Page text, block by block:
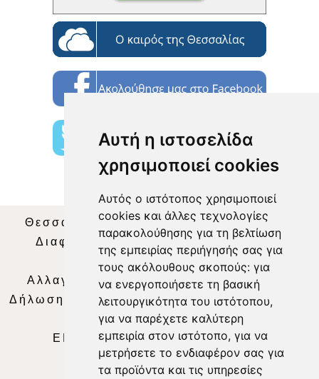
Αυτή η ιστοσελίδα
χρησιμοποιεί cookies
Αυτός ο ιστότοπος χρησιμοποιεί
cookies και άλλες τεχνολογίες
παρακολούθησης για τη βελτίωση
της εμπειρίας περιήγησής σας για
τους ακόλουθους σκοπούς: για
να ενεργοποιήσετε τη βασική
λειτουργικότητα του ιστότοπου,
για να παρέχετε καλύτερη
εμπειρία στον ιστότοπο, για να
μετρήσετε το ενδιαφέρον σας για
τα προϊόντα και τις υπηρεσίες
Θεσσαλία Τηλεόραση|SNG Services
Διαφήμιση | Όροι Χρήσης |Δήλωση
Απορρήτου |
Περιεχόμενο
Αλλαγή Προτιμήσεων για τα Cookies
Δήλωση συμμόρφωσης με τη σύσταση (ΕΕ)
2018/334|Ταυτότητα
ΕΝΗΜΕΡΩΣΗ |WEB TV| LIVE